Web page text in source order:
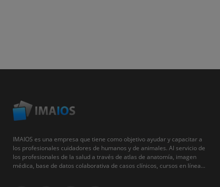
IMAIOS es una empresa que tiene como objetivo ayudar y capacitar a
los profesionales cuidadores de humanos y de animales. Al servicio de
los profesionales de la salud a través de atlas de anatomía, imagen
médica, base de datos colaborativa de casos clínicos, cursos en línea...